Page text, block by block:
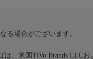
る場合がございます。
、米国TiVo Brands LLC